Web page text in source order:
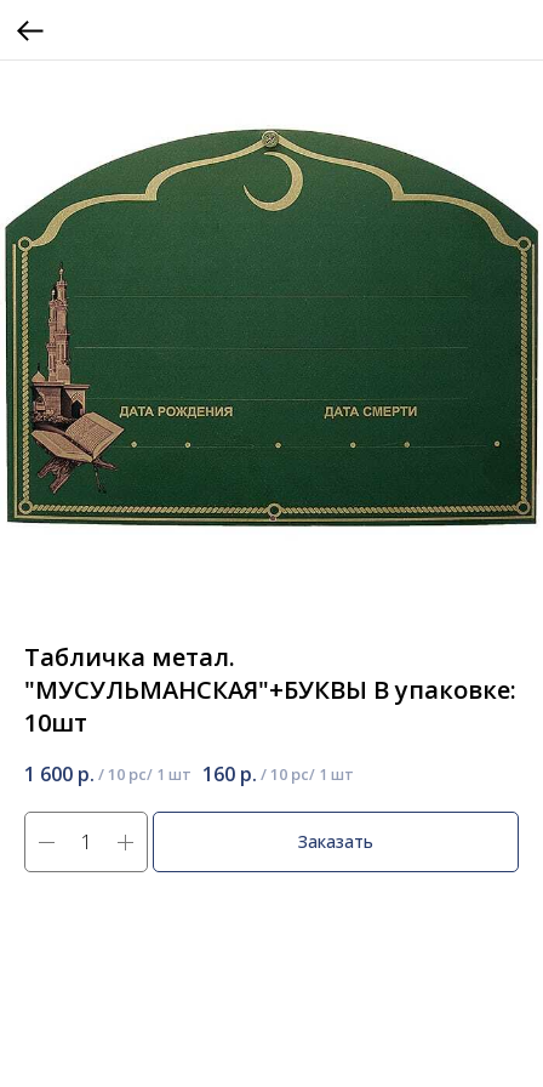
Табличка метал.
"МУСУЛЬМАНСКАЯ"+БУКВЫ В упаковке:
10шт
1 600 р. / 10 pc 160 р. / 10 pc
Заказать